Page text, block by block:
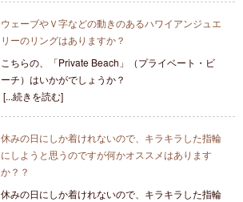
ウェーブやＶ字などの動きのあるハワイアンジュエ
リーのリングはありますか？
こちらの、「Private Beach」（プライベート・ビ
ーチ）はいかがでしょうか？
[...続きを読む]
休みの日にしか着けれないので、キラキラした指輪
にしようと思うのですが何かオススメはあります
か？？
休みの日にしか着けれないので、キラキラした指輪